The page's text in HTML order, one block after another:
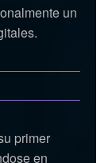
un
primer
en